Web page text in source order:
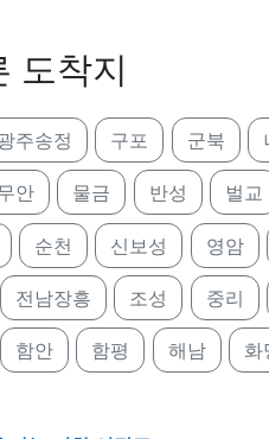
도착지
주송정 구포 군북
안 물금 반성 벌교
순천 신보성 영암
전남장흥 조성 중리
함안 함평 해남 화